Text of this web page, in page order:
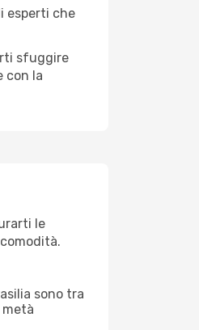
esperti che
sfuggire
con la
le
sono tra